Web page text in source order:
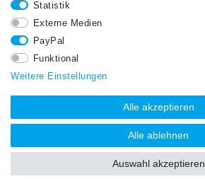
STAY CONNECTED.
Statistik
Externe Medien
PayPal
Funktional
Weitere Einstellungen
Alle akzeptieren
Alle ablehnen
Auswahl akzeptieren